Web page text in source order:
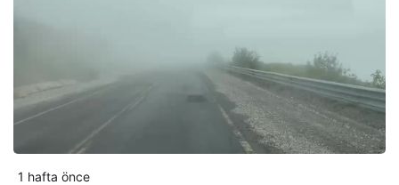
1 hafta önce